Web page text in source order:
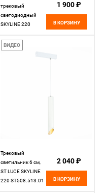
трековый
светодиодный
SKYLINE 220
1*LED 9W 3000K
ST LUCE
1 900 ₽
В КОРЗИНУ
ВИДЕО
Трековый
светильник 6 см,
ST LUCE SKYLINE
220 ST508.513.01
2 040 ₽
В КОРЗИНУ